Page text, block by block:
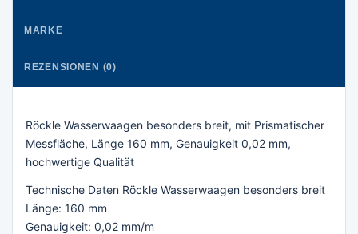
MARKE
REZENSIONEN (0)
Röckle Wasserwaagen besonders breit, mit Prismatischer
Messfläche, Länge 160 mm, Genauigkeit 0,02 mm,
hochwertige Qualität
Technische Daten Röckle Wasserwaagen besonders breit
Länge: 160 mm
Genauigkeit: 0,02 mm/m